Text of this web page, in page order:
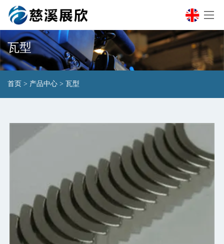
瓦型
首页 > 产品中心 > 瓦型